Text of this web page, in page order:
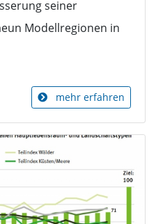
seiner
Modellregionen in
mehr erfahren